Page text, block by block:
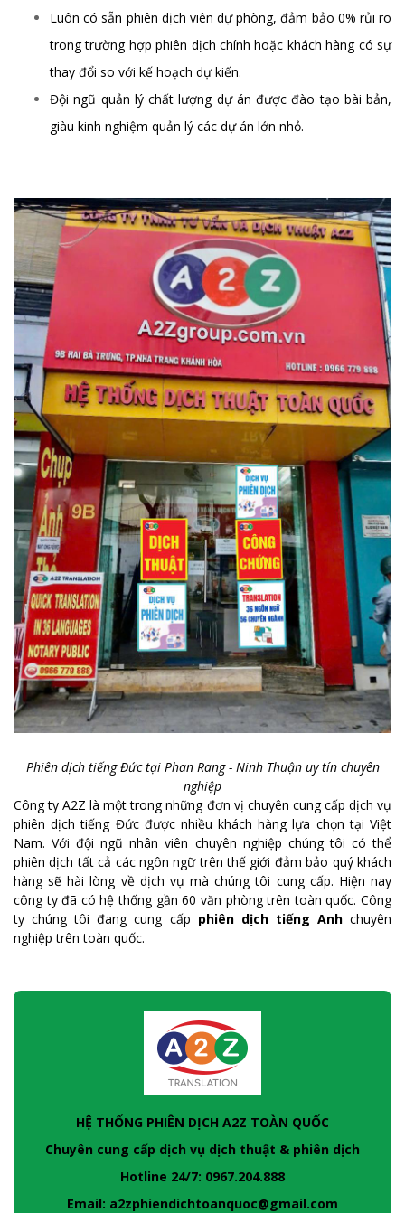
Luôn có sẵn phiên dịch viên dự phòng, đảm bảo 0% rủi ro
trong trường hợp phiên dịch chính hoặc khách hàng có sự
thay đổi so với kế hoạch dự kiến.
Đội ngũ quản lý chất lượng dự án được đào tạo bài bản,
giàu kinh nghiệm quản lý các dự án lớn nhỏ.
Phiên dịch tiếng Đức tại Phan Rang - Ninh Thuận uy tín chuyên
nghiệp
Công ty A2Z là một trong những đơn vị chuyên cung cấp dịch vụ
phiên dịch tiếng Đức được nhiều khách hàng lựa chọn tại Việt
Nam. Với đội ngũ nhân viên chuyên nghiệp chúng tôi có thể
phiên dịch tất cả các ngôn ngữ trên thế giới đảm bảo quý khách
hàng sẽ hài lòng về dịch vụ mà chúng tôi cung cấp. Hiện nay
công ty đã có hệ thống gần 60 văn phòng trên toàn quốc. Công
ty chúng tôi đang cung cấp phiên dịch tiếng Anhchuyên
nghiệp trên toàn quốc.
HỆ THỐNG PHIÊN DỊCH A2Z TOÀN QUỐC
Chuyên cung cấp dịch vụ dịch thuật & phiên dịch
Hotline 24/7: 0967.204.888
Email: a2zphiendichtoanquoc@gmail.com